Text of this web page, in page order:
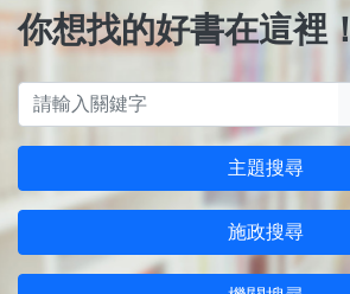
你想找的好書在這裡！
主題搜尋
施政搜尋